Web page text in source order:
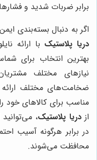
برابر ضربات شدید و
اگر به دنبال بسته‌بندی
دریا پلاستیک با ارائه
بهترین انتخاب برای
نیازهای مختلف
ضخامت‌های مختلف ارائه
مناسب برای کالاهای خود
ازدریا پلاستیک،
در برابر هرگونه آسیب
محافظت می‌شوند.